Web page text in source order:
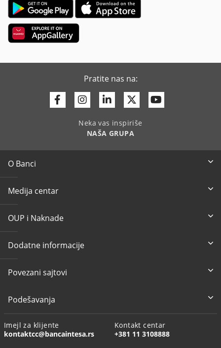
Pratite nas na:
FacebookInstagram
LinkedinTwitter
Neka vas inspiriše
NAŠA GRUPA
O Banci
Medija centar
OUP i Naknade
Dodatne informacije
Povezani sajtovi
Podešavanja
Imejl za klijente
kontaktcc@bancaintesa.rs
Kontakt centar
+381 11 3108888